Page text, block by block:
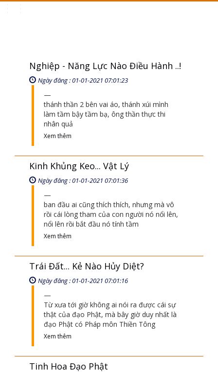
Nghiệp - Năng Lực Nào Điều Hành ..!
thánh thần 2 bên vai áo, thánh xúi mình
làm tầm bậy tầm bạ, ông thần thực thi
nhân quả
Kinh Khủng Keo... Vật Lý
Ngày đăng : 01-01-2021 07:01:36
ban đầu ai cũng thích thích, nhưng mà vô
rồi cái lòng tham của con người nó nổi lên,
Xem thêm
Trái Đất... Kẻ Nào Hủy Diệt?
Ngày đăng : 01-01-2021 07:01:16
Từ xưa tới giờ không ai nói ra được cái sự
Xem thêm